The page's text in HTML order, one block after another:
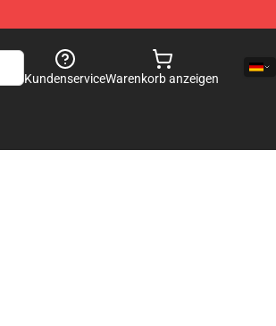
KundenserviceWarenkorb anzeigen